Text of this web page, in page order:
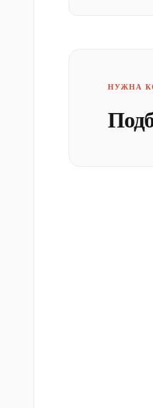
НУЖНА